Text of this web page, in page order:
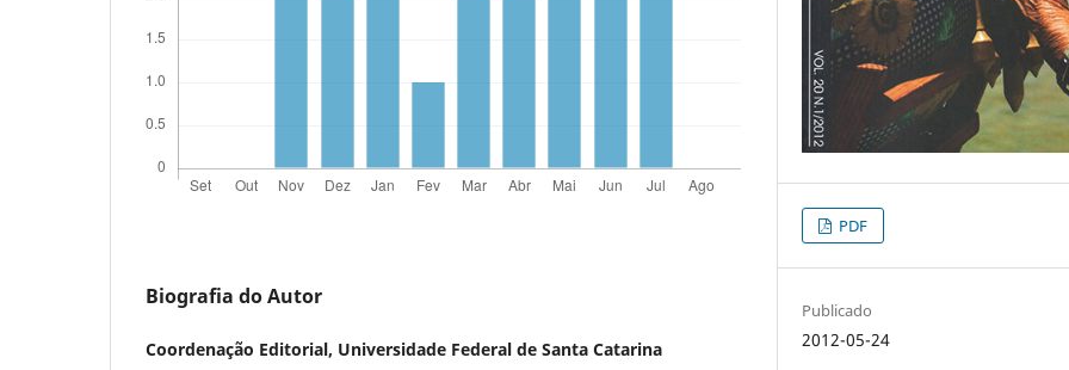
Biografia do Autor
Coordenação Editorial, Universidade Federal de Santa Catarina
PDF
Publicado
2012-05-24